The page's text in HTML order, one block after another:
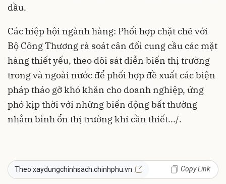
dầu.
Các hiệp hội ngành hàng: Phối hợp chặt chẽ với
Bộ Công Thương rà soát cân đối cung cầu các mặt
hàng thiết yếu, theo dõi sát diễn biến thị trường
trong và ngoài nước để phối hợp đề xuất các biện
pháp tháo gỡ khó khăn cho doanh nghiệp, ứng
phó kịp thời với những biến động bất thường
nhằm bình ổn thị trường khi cần thiết.../.
Theo xaydungchinhsach.chinhphu.vn Copy Link